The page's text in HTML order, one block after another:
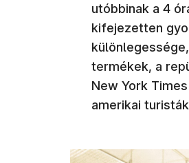
utóbbinak a 4
kifejezetten
termékek, a
New York
amerikai